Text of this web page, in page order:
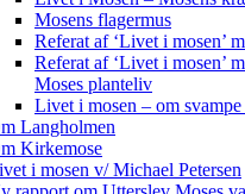
Mosens flagermus
Referat af ‘Livet i mosen’
Referat af ‘Livet i mosen’
Moses planteliv
Livet i mosen – om
Langholmen
Kirkemose
i mosen v/ Michael Petersen